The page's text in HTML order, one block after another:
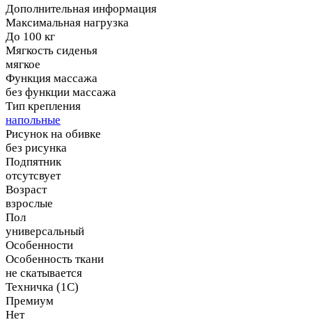
Дополнительная информация
Максимальная нагрузка
До 100 кг
Мягкость сиденья
мягкое
Функция массажа
без функции массажа
Тип крепления
напольные
Рисунок на обивке
без рисунка
Подпятник
отсутсвует
Возраст
взрослые
Пол
универсальный
Особенности
Особенность ткани
не скатывается
Техничка (1С)
Премиум
Нет